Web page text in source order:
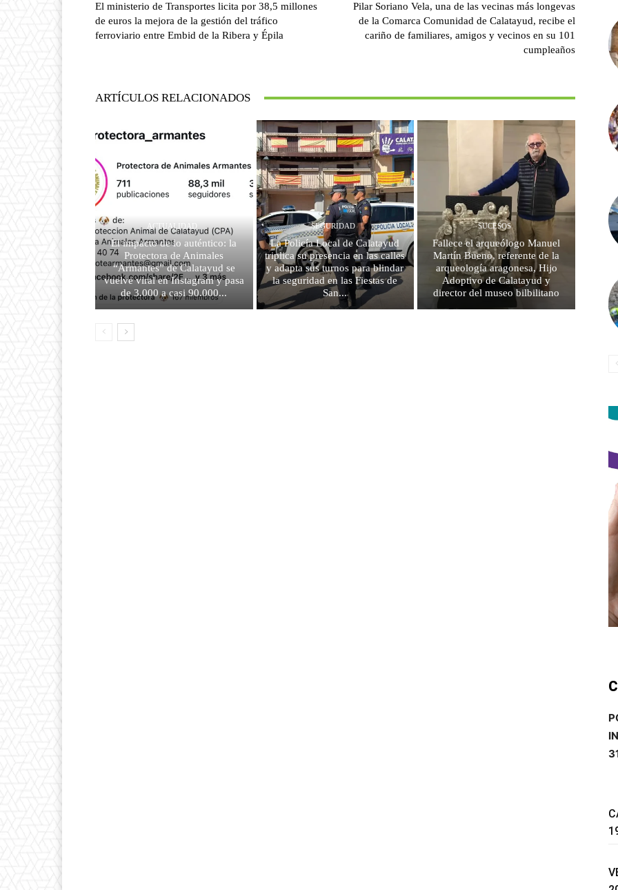
El ministerio de Transportes licita por 38,5 millones
de euros la mejora de la gestión del tráfico
ferroviario entre Embid de la Ribera y Épila
Pilar Soriano Vela, una de las vecinas más longevas
de la Comarca Comunidad de Calatayud, recibe el
cariño de familiares, amigos y vecinos en su 101
cumpleaños
ARTÍCULOS RELACIONADOS
ACTUALIDAD
El impacto de lo auténtico: la
Protectora de Animales
“Armantes” de Calatayud se
vuelve viral en Instagram y pasa
de 3.000 a casi 90.000...
SEGURIDAD
La Policía Local de Calatayud
triplica su presencia en las calles
y adapta sus turnos para blindar
la seguridad en las Fiestas de
San...
SUCESOS
Fallece el arqueólogo Manuel
Martín Bueno, referente de la
arqueología aragonesa, Hijo
Adoptivo de Calatayud y
director del museo bilbilitano